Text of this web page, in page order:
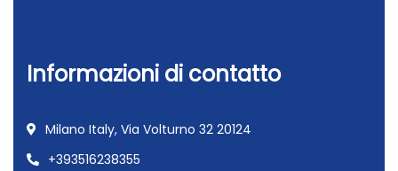
Informazioni di contatto
Milano Italy, Via Volturno 32 20124
+393516238355